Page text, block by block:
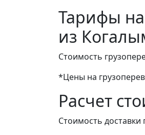
Тарифы на
из
Стоимость
*Цены на
Расчет
Стоимость